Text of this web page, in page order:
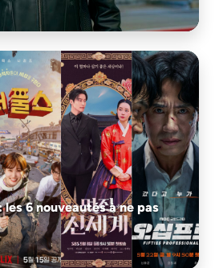
les 6 nouveautés à ne pas